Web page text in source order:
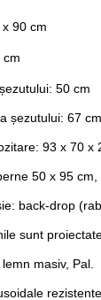
90 cm
cm
50 cm
șezutului: 67
93 x 70 x
50 x 95
back-drop
sunt
masiv, Pal.